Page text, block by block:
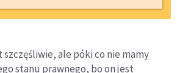
szczęśliwie, ale póki co nie mamy
stanu prawnego, bo on jest